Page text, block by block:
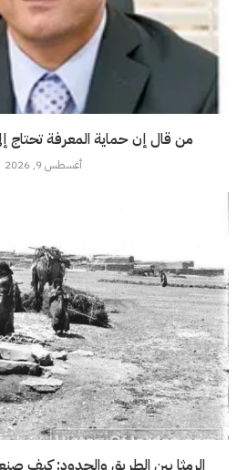
من قال إن حماية المعرفة تحتاج
أغسطس 9, 2026
الرمثا بين الطريق والحدود: كيف